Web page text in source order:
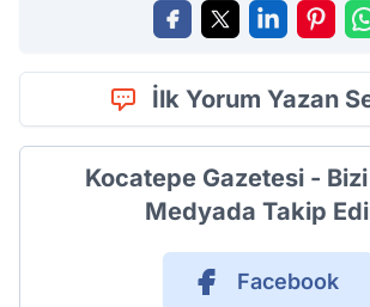
İlk Yorum Yazan
Kocatepe Gazetesi -
Medyada Takip
Facebook